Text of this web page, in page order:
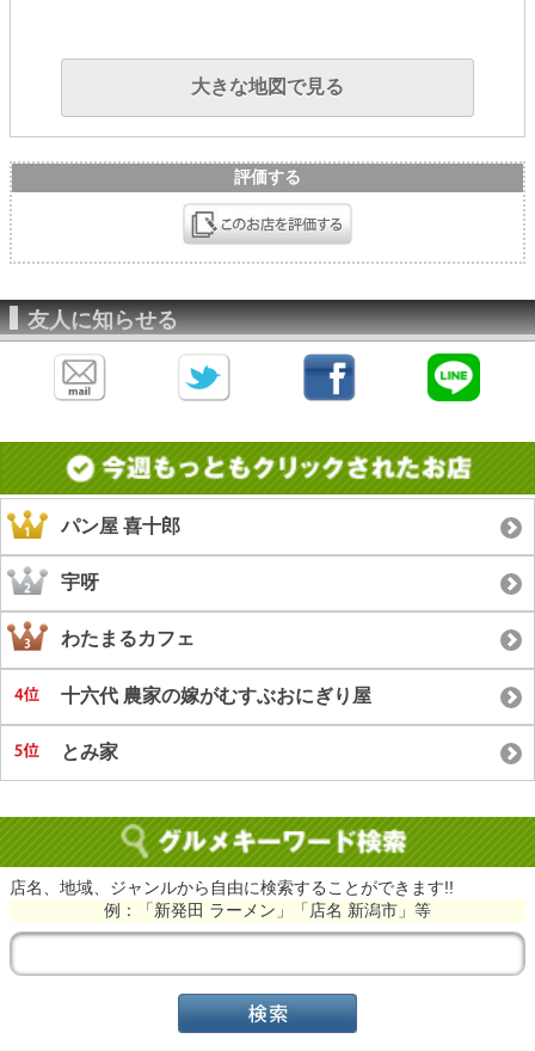
大きな地図で見る
評価する
友人に知らせる
パン屋 喜十郎
宇呀
わたまるカフェ
十六代 農家の嫁がむすぶおにぎり屋
とみ家
店名、地域、ジャンルから自由に検索することができます!!
例：「新発田 ラーメン」「店名 新潟市」等